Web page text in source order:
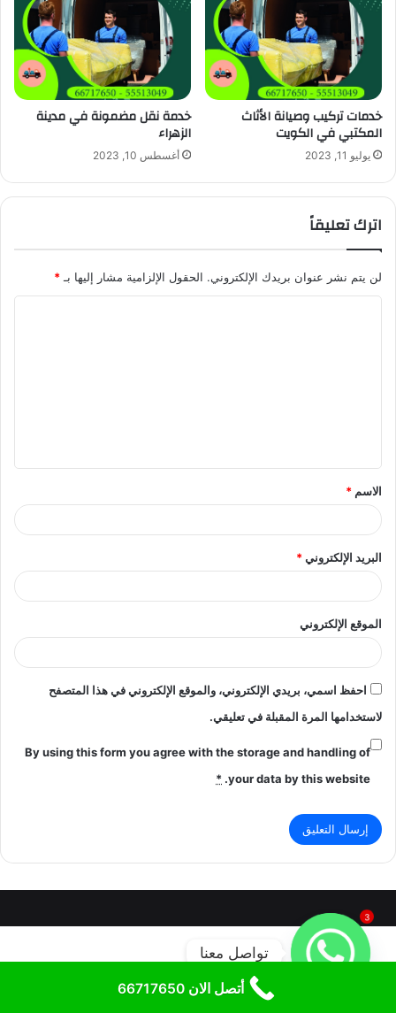
خدمات تركيب وصيانة الأثاث
المكتبي في الكويت
يوليو 11, 2023
خدمة نقل مضمونة في مدينة
الزهراء
أغسطس 10, 2023
اترك تعليقاً
لن يتم نشر عنوان بريدك الإلكتروني. الحقول الإلزامية مشار إليها بـ*
ق
*
الاسم *
البريد الإلكتروني*
الموقع الإلكتروني
احفظ اسمي، بريدي الإلكتروني، والموقع الإلكتروني في هذا المتصفح
لاستخدامها المرة المقبلة في تعليقي.
By using this form you agree with the storage and handling of
your data by this website.
*
أتصل الان 66717650
3
تواصل معنا